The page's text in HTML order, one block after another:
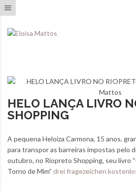
HELO LANÇA LIVRO
SHOPPING
A pequena Heloiza Carmona, 15 anos,
para transpor as barreiras impostas pelo
outubro, no Riopreto Shopping, seu livro
Torno de Mim” drei fragezeichen